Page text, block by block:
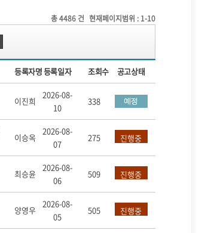
총4486 건 현재페이지범위 : 1-10
등록자명등록일자 조회수 공고상태
이진희
2026-08-
10
338
이승옥
2026-08-
07
275 진행중
최승윤
2026-08-
06
509 진행중
양영우
2026-08-
05
505 진행중